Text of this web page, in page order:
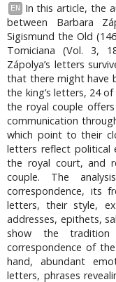
EN
In this article, the
between Barbara
Sigismund the Old
Tomiciana (Vol. 3,
Zápolya’s letters
that there might have
the king’s letters, 24
the royal couple
communication
which point to their
letters reflect political
the royal court, and
couple. The
correspondence, its
letters, their style,
addresses, epithets,
show the
correspondence of
hand, abundant
letters, phrases